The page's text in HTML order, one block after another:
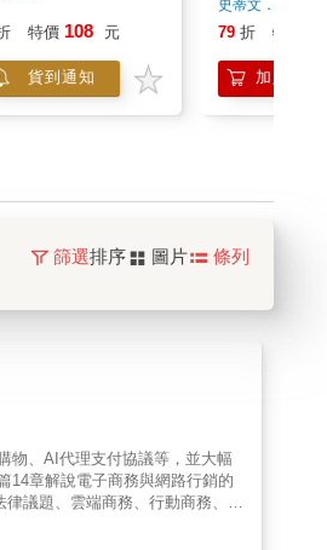
特價 108 元
貨到通知
史蒂文．強森
79 折 特價
加入購物
篩選排序 圖片 條列
物、AI代理支付協議等，並大幅
14章解說電子商務與網路行銷的
議題、雲端商務、行動商務、跨
讀者建立完整概念。 ■ 最完整